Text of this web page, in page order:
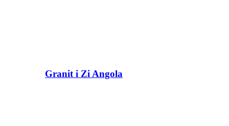
Granit i Zi Angola